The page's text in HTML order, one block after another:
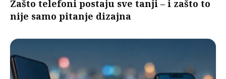
Zašto telefoni postaju sve tanji – i zašto to
nije samo pitanje dizajna